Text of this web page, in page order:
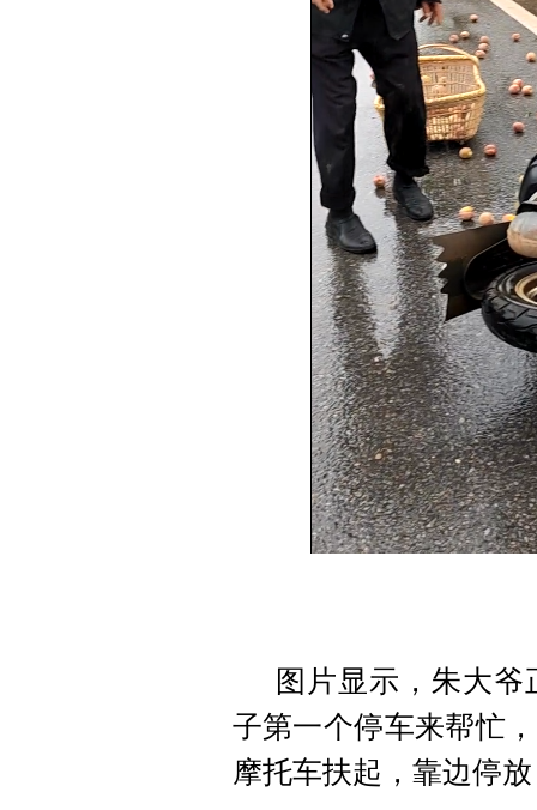
图片显示，朱大
子第一个停车来帮忙
摩托车扶起，靠边停